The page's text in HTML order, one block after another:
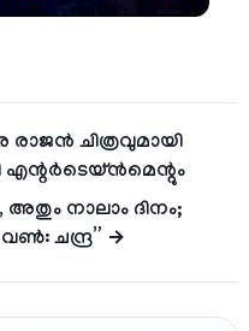
ചിത്രവുമായി
നാലാം ദിനം;
വൺ: ചന്ദ്ര” →